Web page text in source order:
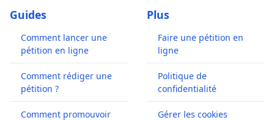
Guides
Comment lancer une
pétition en ligne
Comment rédiger une
pétition ?
Comment promouvoir
Plus
Faire une pétition en
ligne
Politique de
confidentialité
Gérer les cookies